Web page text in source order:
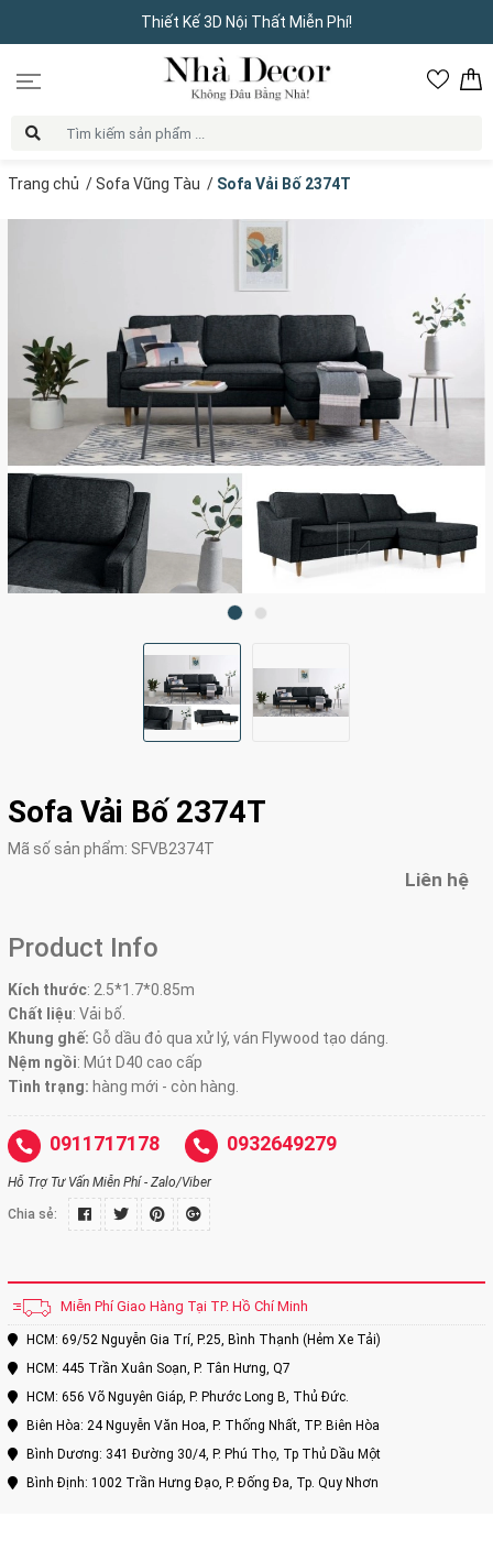
Thiết Kế 3D Nội Thất Miễn Phí!
Trang chủ /Sofa Vũng Tàu / Sofa Vải Bố 2374T
Sofa Vải Bố 2374T
Mã số sản phẩm: SFVB2374T
Liên hệ
Product Info
Kích thước: 2.5*1.7*0.85m
Chất liệu: Vải bố.
Khung ghế: Gỗ dầu đỏ qua xử lý, ván Flywood tạo dáng.
Nệm ngồi: Mút D40 cao cấp
Tình trạng: hàng mới - còn hàng.
0911717178 0932649279
Hỗ Trợ Tư Vấn Miễn Phí - Zalo/Viber
Chia sẻ:
Miễn Phí Giao Hàng Tại TP. Hồ Chí Minh
HCM: 69/52 Nguyễn Gia Trí, P.25, Bình Thạnh (Hẻm Xe Tải)
HCM: 445 Trần Xuân Soạn, P. Tân Hưng, Q7
HCM: 656 Võ Nguyên Giáp, P. Phước Long B, Thủ Đức.
Biên Hòa: 24 Nguyễn Văn Hoa, P. Thống Nhất, TP. Biên Hòa
Bình Dương: 341 Đường 30/4, P. Phú Thọ, Tp Thủ Dầu Một
Bình Định: 1002 Trần Hưng Đạo, P. Đống Đa, Tp. Quy Nhơn